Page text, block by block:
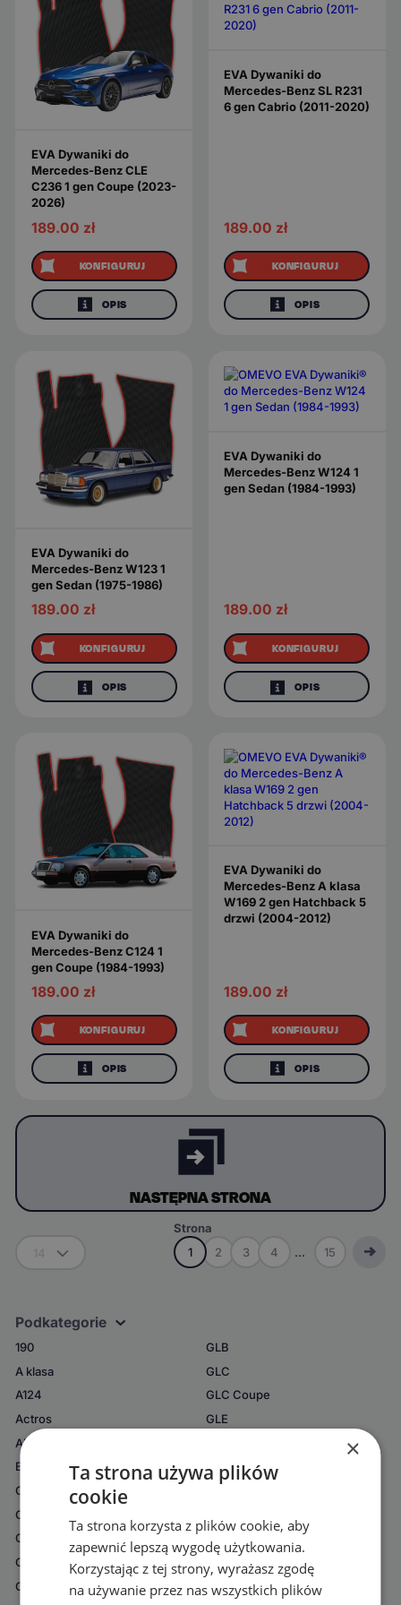
EVA Dywaniki do
Mercedes-Benz CLE
C236 1 gen Coupe (2023-
2026)
189.00 zł
KONFIGURUJ
OPIS
EVA Dywaniki do
Mercedes-Benz SL R231
6 gen Cabrio (2011-2020)
189.00 zł
KONFIGURUJ
OPIS
EVA Dywaniki do
Mercedes-Benz W123 1
gen Sedan (1975-1986)
189.00 zł
KONFIGURUJ
OPIS
EVA Dywaniki do
Mercedes-Benz W124 1
gen Sedan (1984-1993)
189.00 zł
KONFIGURUJ
OPIS
EVA Dywaniki do
Mercedes-Benz C124 1
gen Coupe (1984-1993)
189.00 zł
KONFIGURUJ
OPIS
EVA Dywaniki do
Mercedes-Benz A klasa
W169 2 gen Hatchback 5
drzwi (2004-2012)
189.00 zł
KONFIGURUJ
OPIS
NASTĘPNA STRONA
Strona
1
2 3 4 ... 15
Podkategorie
190
A klasa
A124
Actros
AMG GT
B klasa
C klasa
C124
C180
Citan
CL
GLB
GLC
GLC Coupe
GLE
GLK
ML
S klasa
×
Ta strona używa plików
cookie
Ta strona korzysta z plików cookie, aby
zapewnić lepszą wygodę użytkowania.
Korzystając z tej strony, wyrażasz zgodę
na używanie przez nas wszystkich plików